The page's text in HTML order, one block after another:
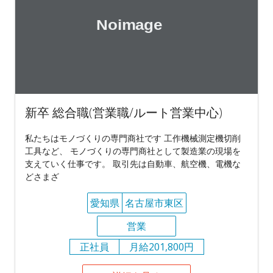
新卒 総合職(営業職/ルート営業中心)
私たちはモノづくりの専門商社です 工作機械測定機切削
工具など、 モノづくりの専門商社として製造業の現場を
支えていく仕事です。 取引先は自動車、航空機、電機な
どさまざ
愛知県 名古屋市東区
営業
正社員
月給201,800円